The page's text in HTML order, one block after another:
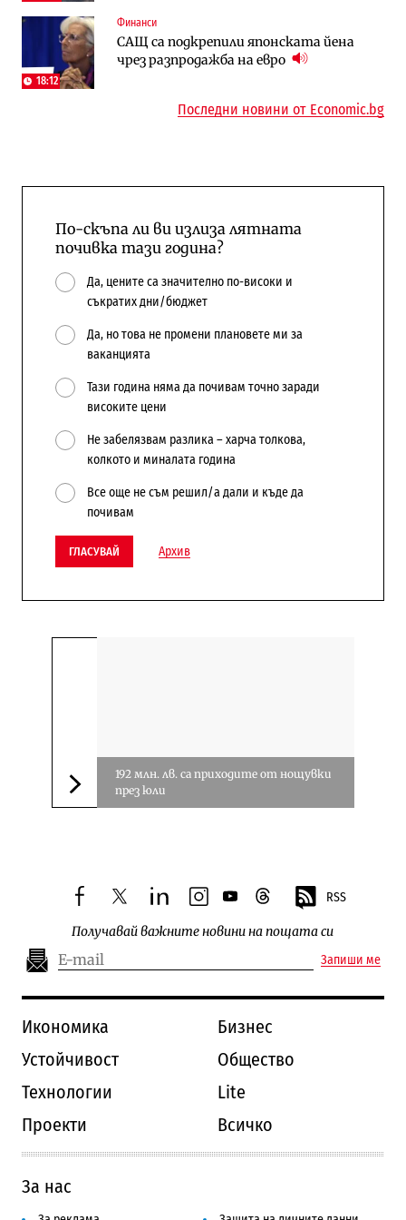
18:12
Финанси
САЩ са подкрепили японската йена
чрез разпродажба на евро
Digi&AI
Трафикът толкова е намалял, че големи
медии обмислят да се откажат
Компании
„Ендуросат“ ще строи огромен
космически и отбранителен център в
Последни новини от Economic.bg
По-скъпа ли ви излиза лятната
почивка тази година?
Да, цените са значително по-високи и
съкратих дни/бюджет
Да, но това не промени плановете ми за
ваканцията
Тази година няма да почивам точно заради
високите цени
Не забелязвам разлика – харча толкова,
колкото и миналата година
Все още не съм решил/а дали и къде да
почивам
ГЛАСУВАЙ Архив
Следваща новина
192 млн. лв. са приходите от нощувки
през юли
facebooktwitterlinkedininstagram
youtubethreads RSS
Получавай важните новини на пощата си
Запиши ме
Икономика
Бизнес
Устойчивост
Общество
Технологии
Lite
Проекти
Всичко
За нас